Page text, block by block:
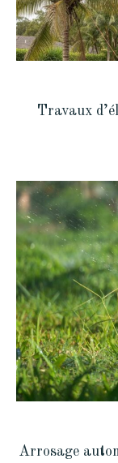
Travaux
Arrosage